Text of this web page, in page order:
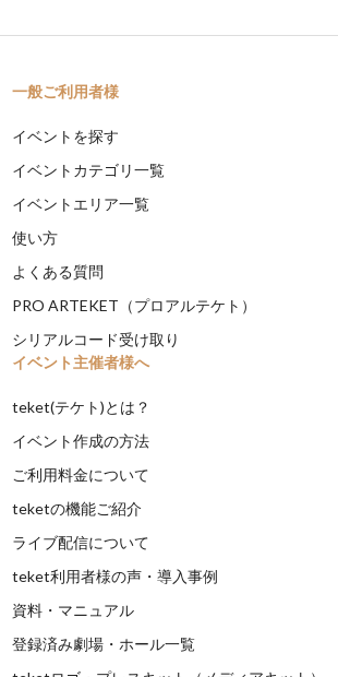
一般ご利用者様
イベントを探す
イベントカテゴリ一覧
イベントエリア一覧
使い方
よくある質問
PRO ARTEKET（プロアルテケト）
シリアルコード受け取り
イベント主催者様へ
teket(テケト)とは？
イベント作成の方法
ご利用料金について
teketの機能ご紹介
ライブ配信について
teket利用者様の声・導入事例
資料・マニュアル
登録済み劇場・ホール一覧